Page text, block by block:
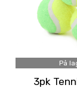
På
3pk